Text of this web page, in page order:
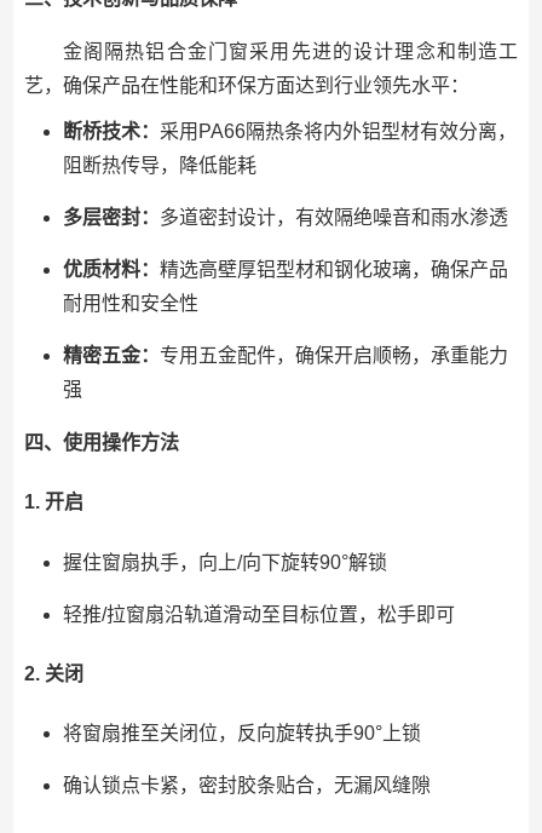
金阁隔热铝合金门窗采用先进的设计理念和制造工
艺，确保产品在性能和环保方面达到行业领先水平：
断桥技术： 采用PA66隔热条将内外铝型材有效分离，
阻断热传导，降低能耗
多层密封： 多道密封设计，有效隔绝噪音和雨水渗透
优质材料： 精选高壁厚铝型材和钢化玻璃，确保产品
耐用性和安全性
精密五金： 专用五金配件，确保开启顺畅，承重能力
强
四、使用操作方法
1. 开启
握住窗扇执手，向上/向下旋转90°解锁
轻推/拉窗扇沿轨道滑动至目标位置，松手即可
2. 关闭
将窗扇推至关闭位，反向旋转执手90°上锁
确认锁点卡紧，密封胶条贴合，无漏风缝隙